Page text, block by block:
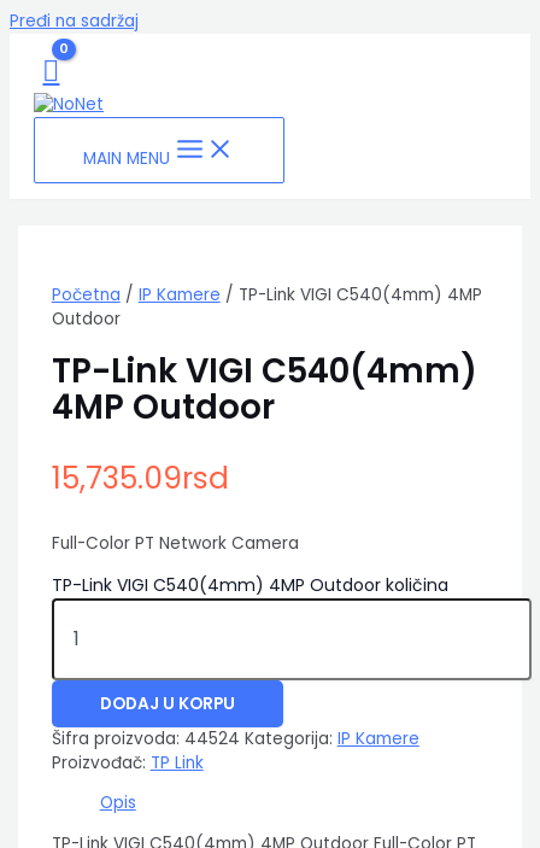
Pređi na sadržaj
MAIN MENU
Početna / IP Kamere / TP-Link VIGI C540(4mm) 4MP
Outdoor
TP-Link VIGI C540(4mm)
4MP Outdoor
15,735.09rsd
Full-Color PT Network Camera
TP-Link VIGI C540(4mm) 4MP Outdoor količina
DODAJ U KORPU
Šifra proizvoda: 44524 Kategorija: IP Kamere
Proizvođač: TP Link
Opis